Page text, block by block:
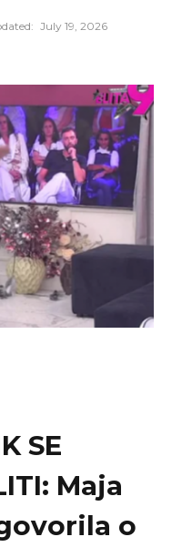
July 19, 2026
SE
Maja
o